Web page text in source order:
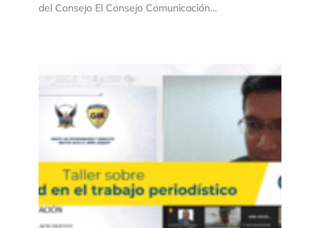
del Consejo El Consejo Comunicación…